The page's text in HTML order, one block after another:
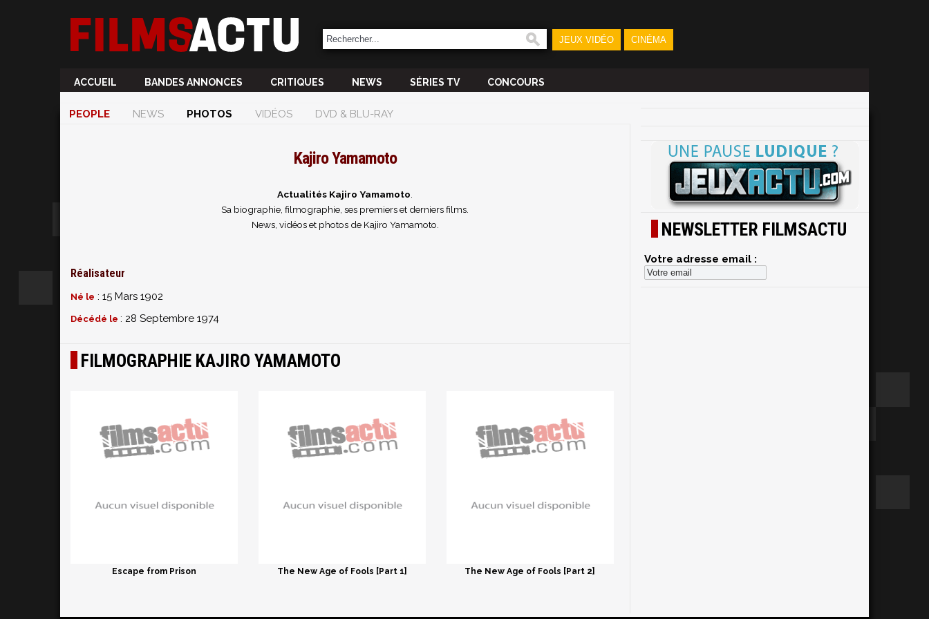
JEUX VIDÉO CINÉMA
ACCUEIL BANDES ANNONCES CRITIQUES NEWS SÉRIES TV CONCOURS
PEOPLE NEWS PHOTOS VIDÉOS DVD & BLU-RAY
Kajiro Yamamoto
Actualités Kajiro Yamamoto
Sa biographie, filmographie, ses premiers et derniers films.
News, vidéos et photos de Kajiro Yamamoto.
Réalisateur
Né le : 15 Mars 1902
Décédé le : 28 Septembre 1974
FILMOGRAPHIE KAJIRO YAMAMOTO
Escape from Prison The New Age of Fools [Part 1] The New Age of Fools [Part 2]
NEWSLETTER FILMSACTU
Votre adresse email :